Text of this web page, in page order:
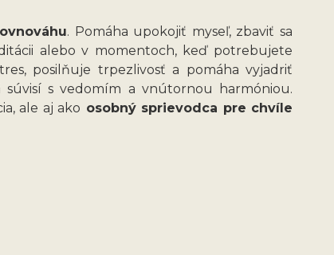
. Pomáha upokojiť myseľ, zbaviť sa
alebo v momentoch, keď potrebujete
posilňuje trpezlivosť a pomáha vyjadriť
s vedomím a vnútornou harmóniou.
ale aj ako osobný sprievodca pre chvíle